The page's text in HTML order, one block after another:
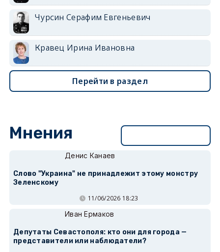
Чурсин Серафим Евгеньевич
Кравец Ирина Ивановна
Перейти в раздел
Мнения
Денис Канаев
Слово "Украина" не принадлежит этому монстру
Зеленскому
11/06/2026 18:23
Иван Ермаков
Депутаты Севастополя: кто они для города —
представители или наблюдатели?